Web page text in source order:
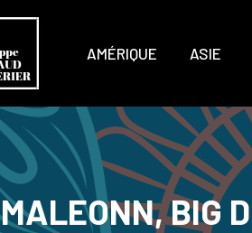
AMÉRIQUE ASIE
MALEONN, BIG